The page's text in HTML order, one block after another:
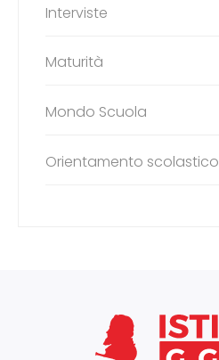
Interviste
Maturità
Mondo Scuola
Orientamento scolastico